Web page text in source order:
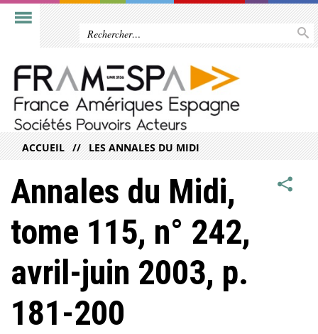
ACCUEIL LES ANNALES DU MIDI
Annales du Midi,
tome 115, n° 242,
avril-juin 2003, p.
181-200